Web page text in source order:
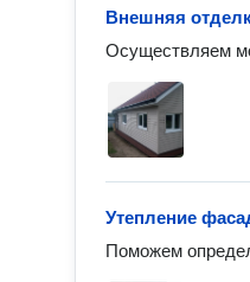
Внешняя
Осуществляем
Утепление
Поможем